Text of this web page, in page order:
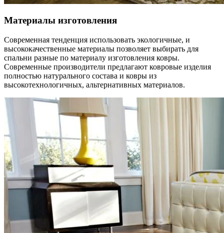
Материалы изготовления
Современная тенденция использовать экологичные, и
высококачественные материалы позволяет выбирать для
спальни разные по материалу изготовления ковры.
Современные производители предлагают ковровые изделия
полностью натурального состава и ковры из
высокотехнологичных, альтернативных материалов.